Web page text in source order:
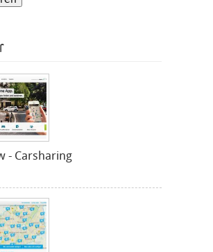
- Carsharing